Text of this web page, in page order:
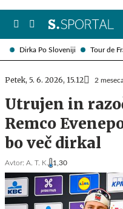
Dirka Po Sloveniji Tour de
Petek, 5. 6. 2026, 15.12 2
Utrujen in
Remco
bo več dirkal
Avtor: A. T. K. 1,30